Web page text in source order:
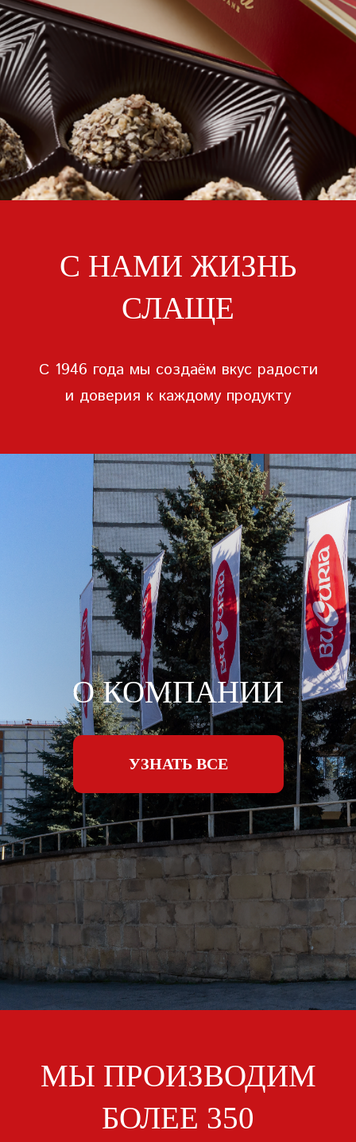
С НАМИ ЖИЗНЬ
СЛАЩЕ
С 1946 года мы создаём вкус радости
и доверия к каждому продукту
О КОМПАНИИ
УЗНАТЬ ВСЕ
МЫ ПРОИЗВОДИМ
БОЛЕЕ 350
PHONE
ДАТА РОЖДЕНИЯ
КОД УЧАСТНИКА ПРОГРАММЫ
ЛОЯЛЬНОСТИ
ПОВТОРИТЬ ПАРОЛЬ
СОЗДАТЬ УЧЕТНУЮ
ЗАПИСЬ
Условия предоставления услуг
Политика
конфиденциальности
ПАРОЛЬ
Забыли пароль?
ВОЙТИ
ОТПРАВИТЬ
СОЗДАТЬ УЧЕТНУЮ ЗАПИСЬ
ВОЙТИ
PHONE
ЗАПИСЬ